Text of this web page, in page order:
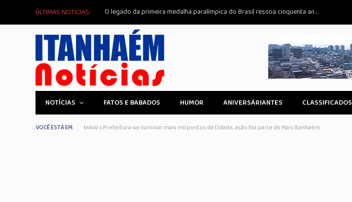
ÚLTIMAS NOTÍCIAS: O legado da primeira medalha paralímpica do Brasil ressoa cinquenta anos depois
NOTÍCIAS FATOS E BABADOS HUMOR ANIVERSÁRIANTES CLASSIFICADOS
VOCÊ ESTÁ EM: Início »Prefeitura vai iluminar mais mil pontos da Cidade; ação faz parte do Mais Itanhaém